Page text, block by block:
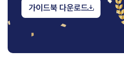
가이드북 다운로드